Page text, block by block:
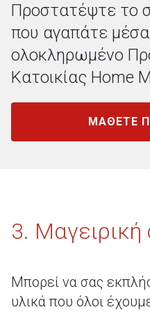
Προστατέψτε το
που αγαπάτε
ολοκληρωμένο
Κατοικίας Home
ΜΑΘΕΤΕ
3. Μαγειρική
Μπορεί να σας
υλικά που όλοι